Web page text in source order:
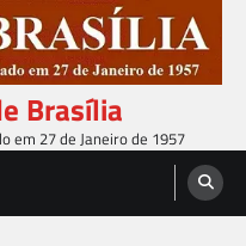
Brasília
em 27 de Janeiro de 1957